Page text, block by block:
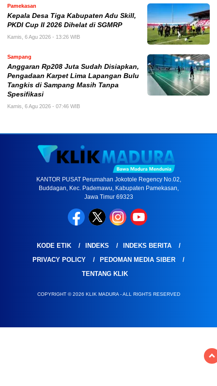
Pamekasan
Kepala Desa Tiga Kabupaten Adu Skill,
PKDI Cup II 2026 Dihelat di SGMRP
Kamis, 6 Agu 2026 - 13:26 WIB
Sampang
Anggaran Rp208 Juta Sudah Disiapkan,
Pengadaan Karpet Lima Lapangan Bulu
Tangkis di Sampang Masih Tanpa
Spesifikasi
Kamis, 6 Agu 2026 - 07:46 WIB
KANTOR PUSAT Perumahan Jokotole Regency No.02,
Buddagan, Kec. Pademawu, Kabupaten Pamekasan,
Jawa Timur 69323
KODE ETIK INDEKS
INDEKS BERITA
PRIVACY POLICY
PEDOMAN MEDIA SIBER
TENTANG KLIK
COPYRIGHT © 2026 KLIK MADURA - ALL RIGHTS RESERVED